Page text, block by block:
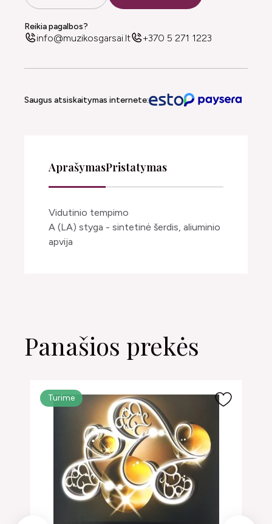
Reikia pagalbos?
info@muzikosgarsai.lt +370 5 271 1223
Saugus atsiskaitymas internete:
AprašymasPristatymas
Vidutinio tempimo
A (LA) styga - sintetinė šerdis, aliuminio
apvija
Panašios prekės
Turime